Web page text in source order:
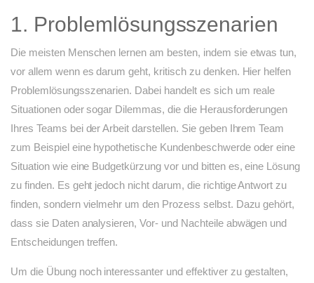
1. Problemlösungsszenarien
Die meisten Menschen lernen am besten, indem sie etwas tun,
vor allem wenn es darum geht, kritisch zu denken. Hier helfen
Problemlösungsszenarien. Dabei handelt es sich um reale
Situationen oder sogar Dilemmas, die die Herausforderungen
Ihres Teams bei der Arbeit darstellen. Sie geben Ihrem Team
zum Beispiel eine hypothetische Kundenbeschwerde oder eine
Situation wie eine Budgetkürzung vor und bitten es, eine Lösung
zu finden. Es geht jedoch nicht darum, die richtige Antwort zu
finden, sondern vielmehr um den Prozess selbst. Dazu gehört,
dass sie Daten analysieren, Vor- und Nachteile abwägen und
Entscheidungen treffen.
Um die Übung noch interessanter und effektiver zu gestalten,